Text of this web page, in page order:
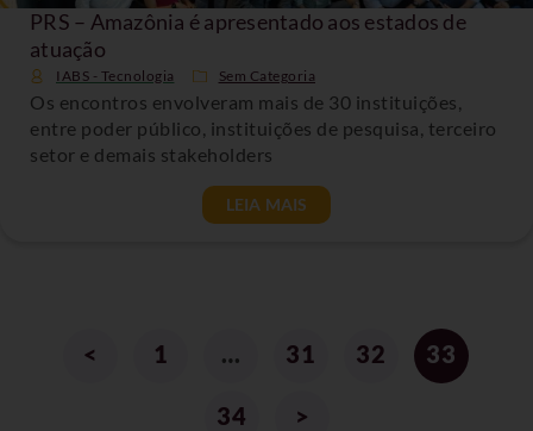
PRS – Amazônia é apresentado aos estados de
atuação
IABS - Tecnologia Sem Categoria
Os encontros envolveram mais de 30 instituições,
entre poder público, instituições de pesquisa, terceiro
setor e demais stakeholders
LEIA MAIS
< 1 … 31 32 33
34 >